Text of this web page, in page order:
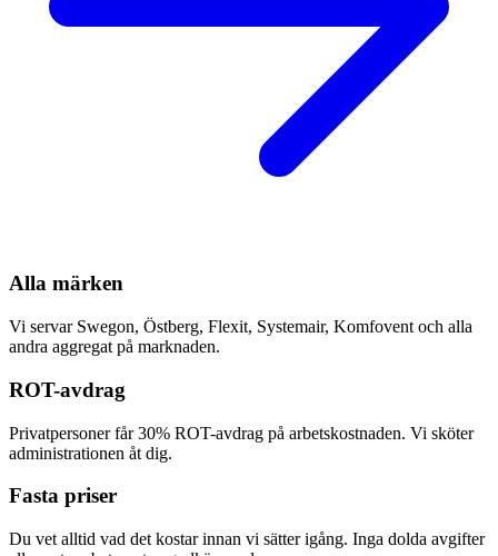
Alla märken
Vi servar Swegon, Östberg, Flexit, Systemair, Komfovent och alla
andra aggregat på marknaden.
ROT-avdrag
Privatpersoner får 30% ROT-avdrag på arbetskostnaden. Vi sköter
administrationen åt dig.
Fasta priser
Du vet alltid vad det kostar innan vi sätter igång. Inga dolda avgifter